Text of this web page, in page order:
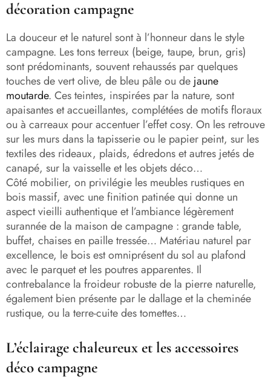
décoration campagne
La douceur et le naturel sont à l’honneur dans le style
campagne. Les tons terreux (beige, taupe, brun, gris)
sont prédominants, souvent rehaussés par quelques
touches de vert olive, de bleu pâle ou de jaune
moutarde. Ces teintes, inspirées par la nature, sont
apaisantes et accueillantes, complétées de motifs floraux
ou à carreaux pour accentuer l’effet cosy. On les retrouve
sur les murs dans la tapisserie ou le papier peint, sur les
textiles des rideaux, plaids, édredons et autres jetés de
canapé, sur la vaisselle et les objets déco…
Côté mobilier, on privilégie les meubles rustiques en
bois massif, avec une finition patinée qui donne un
aspect vieilli authentique et l’ambiance légèrement
surannée de la maison de campagne : grande table,
buffet, chaises en paille tressée… Matériau naturel par
excellence, le bois est omniprésent du sol au plafond
avec le parquet et les poutres apparentes. Il
contrebalance la froideur robuste de la pierre naturelle,
également bien présente par le dallage et la cheminée
rustique, ou la terre-cuite des tomettes…
L’éclairage chaleureux et les accessoires
déco campagne